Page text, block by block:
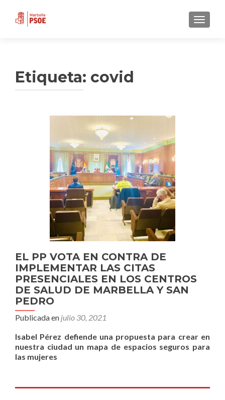
Etiqueta: covid
EL PP VOTA EN CONTRA DE
IMPLEMENTAR LAS CITAS
PRESENCIALES EN LOS CENTROS
DE SALUD DE MARBELLA Y SAN
PEDRO
Publicada en julio 30, 2021
Isabel Pérez defiende una propuesta para crear en
nuestra ciudad un mapa de espacios seguros para
las mujeres